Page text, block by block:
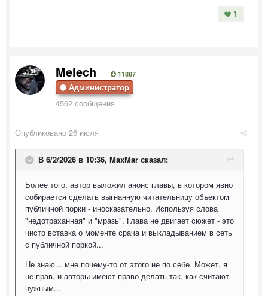
1
Melech 11887
Администратор
4562 сообщения
Опубликовано 26 июля
В 6/2/2026 в 10:36, MaxMar сказал:
Более того, автор выложил анонс главы, в котором явно
собирается сделать выгнанную читательницу объектом
публичной порки - иносказательно. Используя слова
"недотраханная" и "мразь". Глава не двигает сюжет - это
чисто вставка о моменте срача и выкладыванием в сеть
с публичной поркой...
Не знаю... мне почему-то от этого не по себе. Может, я
не прав, и авторы имеют право делать так, как считают
нужным...